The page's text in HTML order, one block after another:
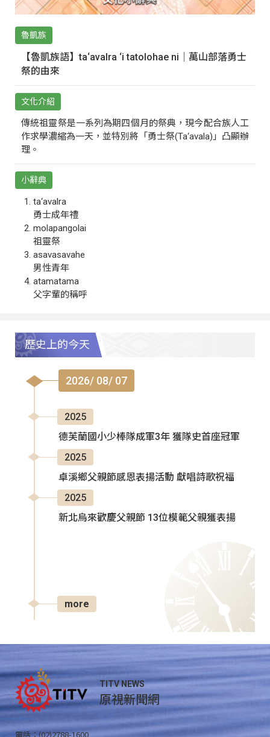
魯凱族
【魯凱族語】ta‘avalra ‘i tatolohae ni｜萬山部落勇士
祭的由來
文化介紹
傳統祖靈祭是一系列為期四個月的祭典，現今配合族人工
作求學濃縮為一天，並特別將「勇士祭(Ta‘avala)」凸顯辦
理。
小辭典
ta‘avalra
勇士成年禮
molapangolai
祖靈祭
asavasavahe
男性青年
atamatama
父字輩的稱呼
歷史上的今天
2026/ 08/ 07
2025
德芙蘭國小少棒隊成軍3年 獲隊史首座冠軍
2025
卓溪鄉父親節感恩表揚活動 獻唱詩歌祝福
2025
新北烏來歡慶父親節 13位模範父親獲表揚
more
TITV NEWS
原視新聞網
電話：(02)2788-1600